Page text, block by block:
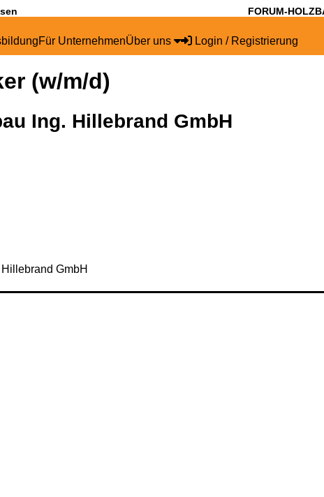
FORUM-
Für UnternehmenÜber uns Login / Registrierung
(w/m/d)
Ing. Hillebrand GmbH